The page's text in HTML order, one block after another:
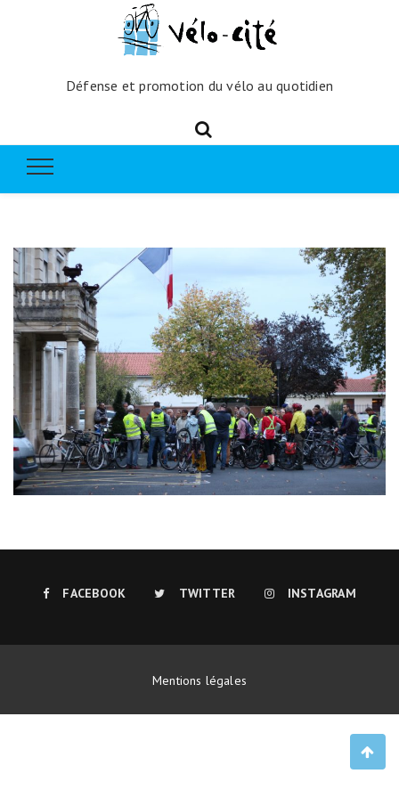
Défense et promotion du vélo au quotidien
FACEBOOK TWITTER INSTAGRAM
Mentions légales